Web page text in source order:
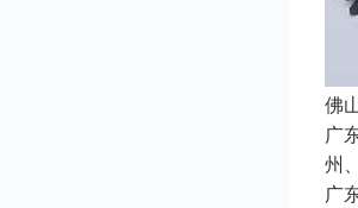
佛
广
州
广